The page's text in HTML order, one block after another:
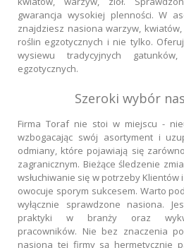
gwarancja wysokiej plenności. W
znajdziesz nasiona warzyw, kwiatów,
roślin egzotycznych i nie tylko.
wysiewu tradycyjnych
egzotycznych.
Szeroki wybór
Firma Toraf nie stoi w miejscu -
wzbogacając swój asortyment i
odmiany, które pojawiają się
zagranicznym. Bieżące śledzenie
wsłuchiwanie się w potrzeby Klientów
owocuje sporym sukcesem. Warto
wyłącznie sprawdzone nasiona.
praktyki w branży oraz
pracowników. Nie bez znaczenia
nasiona tej firmy są hermetycznie